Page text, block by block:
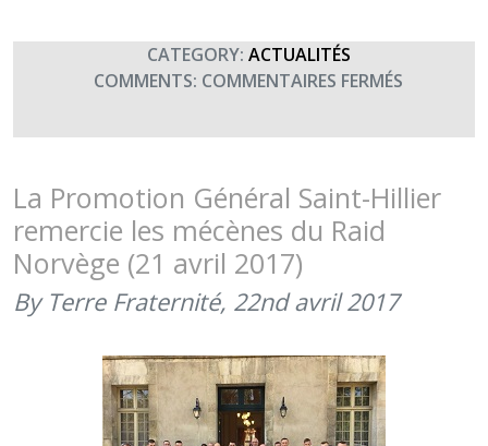
CATEGORY: ACTUALITÉS
COMMENTS: COMMENTAIRES FERMÉS
DE
DU
DÉFI
La Promotion Général Saint-Hillier
remercie les mécènes du Raid
Norvège (21 avril 2017)
By Terre Fraternité, 22nd avril 2017